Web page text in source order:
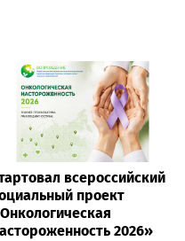
всероссийский
проект
2026»